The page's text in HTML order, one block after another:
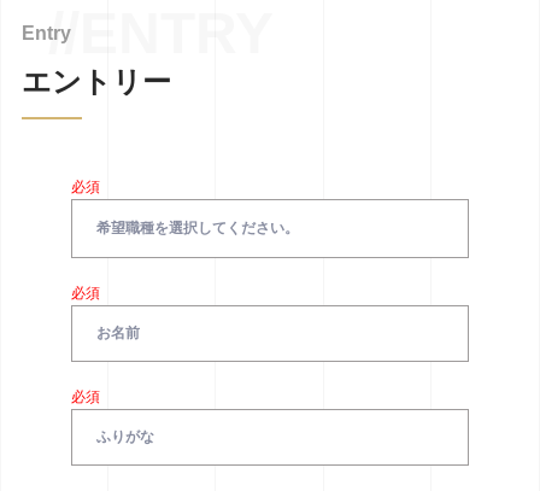
//ENTRY
Entry
エントリー
必須
必須
必須